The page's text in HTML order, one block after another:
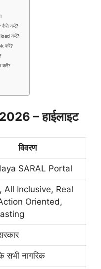
कैसे करें?
करें?
करें?
करें?
2026 – हाईलाइट
विवरण
SARAL Portal
All Inclusive, Real
Oriented,
सभी नागरिक